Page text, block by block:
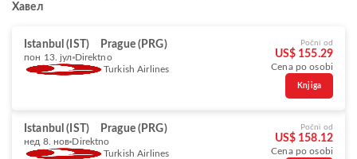
Хавел
Istanbul (IST) Prague (PRG)
пон 13. јул Direktno
Turkish Airlines
Počni od
US$ 155.29
Cena po osobi
Knjiga
Istanbul (IST) Prague (PRG)
нед 8. нов Direktno
Turkish Airlines
Počni od
US$ 158.12
Cena po osobi